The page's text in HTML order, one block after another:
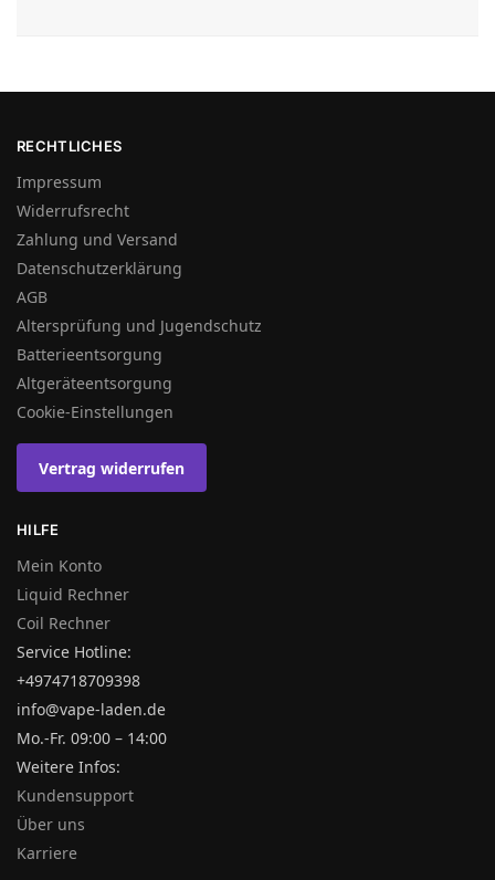
RECHTLICHES
Impressum
Widerrufsrecht
Zahlung und Versand
Datenschutzerklärung
AGB
Altersprüfung und Jugendschutz
Batterieentsorgung
Altgeräteentsorgung
Cookie-Einstellungen
Vertrag widerrufen
HILFE
Mein Konto
Liquid Rechner
Coil Rechner
Service Hotline:
+4974718709398
info@vape-laden.de
Mo.-Fr. 09:00 – 14:00
Weitere Infos:
Kundensupport
Über uns
Karriere